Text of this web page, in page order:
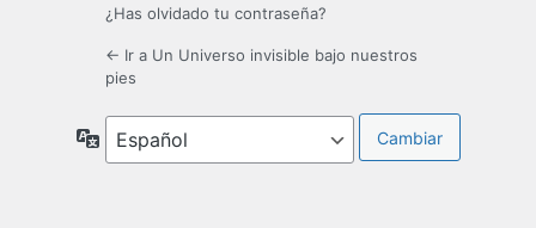
¿Has olvidado tu contraseña?
← Ir a Un Universo invisible bajo nuestros
pies
Idioma